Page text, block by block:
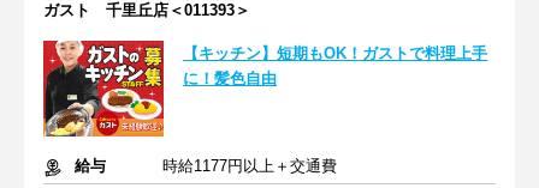
ガスト 千里丘店＜011393＞
【キッチン】短期もOK！ガストで料理上手
に！髪色自由
給与
時給1177円以上＋交通費